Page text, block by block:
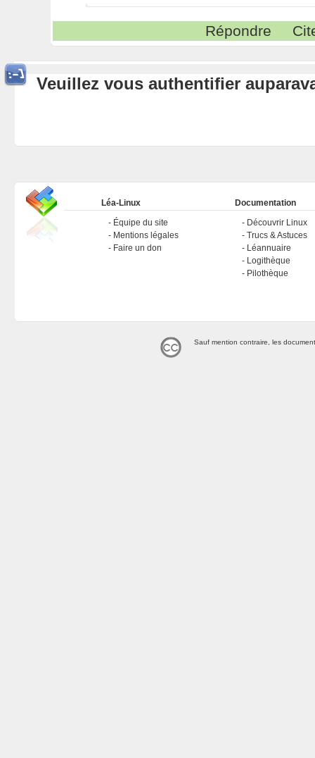
Répondre
Veuillez vous authentifier
Léa-Linux
Équipe du site
Mentions légales
Faire un don
Documentation
Découvrir Linux
Trucs & Astuces
Léannuaire
Logithèque
Pilothèque
Sauf mention contraire, les